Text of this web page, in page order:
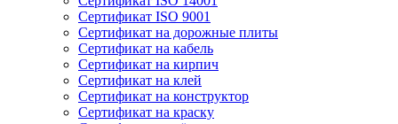
Сертификат ISO 9001
Сертификат на дорожные плиты
Сертификат на кабель
Сертификат на кирпич
Сертификат на клей
Сертификат на конструктор
Сертификат на краску